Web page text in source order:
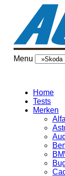
Menu
Home
Tests
Merken